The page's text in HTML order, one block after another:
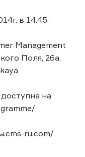
в 14.45.
Management
Поля, 26а,
на
ru.com/